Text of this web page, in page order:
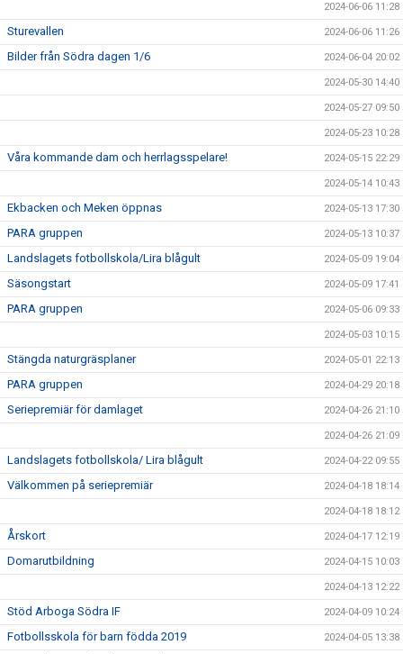
2024-06-06 11:28
Sturevallen 2024-06-06 11:26
Bilder från Södra dagen 1/6 2024-06-04 20:02
2024-05-30 14:40
2024-05-27 09:50
2024-05-23 10:28
Våra kommande dam och herrlagsspelare! 2024-05-15 22:29
2024-05-14 10:43
Ekbacken och Meken öppnas 2024-05-13 17:30
PARA gruppen 2024-05-13 10:37
Landslagets fotbollskola/Lira blågult 2024-05-09 19:04
Säsongstart 2024-05-09 17:41
PARA gruppen 2024-05-06 09:33
2024-05-03 10:15
Stängda naturgräsplaner 2024-05-01 22:13
PARA gruppen 2024-04-29 20:18
Seriepremiär för damlaget 2024-04-26 21:10
2024-04-26 21:09
Landslagets fotbollskola/ Lira blågult 2024-04-22 09:55
Välkommen på seriepremiär 2024-04-18 18:14
2024-04-18 18:12
Årskort 2024-04-17 12:19
Domarutbildning 2024-04-15 10:03
2024-04-13 12:22
Stöd Arboga Södra IF 2024-04-09 10:24
Fotbollsskola för barn födda 2019 2024-04-05 13:38